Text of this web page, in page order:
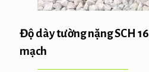
Độ dày tường nặng SCH
mạch